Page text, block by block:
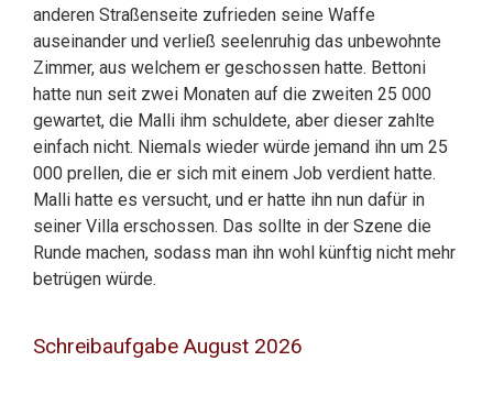
anderen Straßenseite zufrieden seine Waffe
auseinander und verließ seelenruhig das unbewohnte
Zimmer, aus welchem er geschossen hatte. Bettoni
hatte nun seit zwei Monaten auf die zweiten 25 000
gewartet, die Malli ihm schuldete, aber dieser zahlte
einfach nicht. Niemals wieder würde jemand ihn um 25
000 prellen, die er sich mit einem Job verdient hatte.
Malli hatte es versucht, und er hatte ihn nun dafür in
seiner Villa erschossen. Das sollte in der Szene die
Runde machen, sodass man ihn wohl künftig nicht mehr
betrügen würde.
Schreibaufgabe August 2026